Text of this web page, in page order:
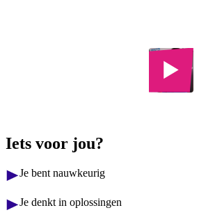
Iets voor jou?
Je bent nauwkeurig
Je denkt in oplossingen